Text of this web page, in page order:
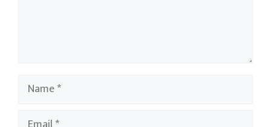
Name
Email